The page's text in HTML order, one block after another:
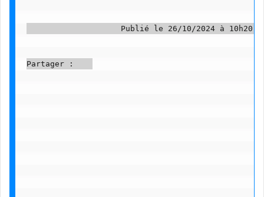
Publié le 26/10/2024 à
Partager :